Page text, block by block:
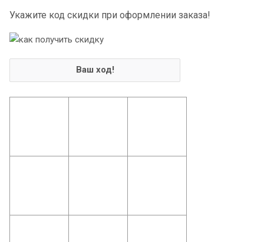
Укажите код скидки при оформлении заказа!
Ваш ход!